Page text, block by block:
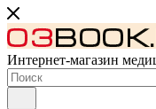
Интернет-магазин